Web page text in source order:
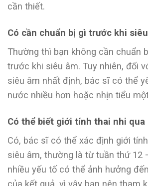
cần thiết.
Có cần chuẩn bị gì trước khi
Thường thì bạn không cần chuẩn
trước khi siêu âm. Tuy nhiên, đối
siêu âm nhất định, bác sĩ có thể
nước nhiều hơn hoặc nhịn tiểu
Có thể biết giới tính thai nhi qua
Có, bác sĩ có thể xác định giới
siêu âm, thường là từ tuần thứ 12
nhiều yếu tố có thể ảnh hưởng
của kết quả, vì vậy bạn nên tham